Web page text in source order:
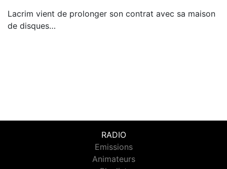
​Lacrim vient de prolonger son contrat avec sa maison
de disques…
RADIO
Emissions
Animateurs